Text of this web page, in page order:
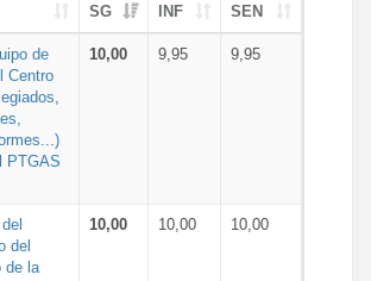
SG INF SEN
de
Centro
PTGAS
10,00 9,95 9,95
del
de la
10,00 10,00 10,00